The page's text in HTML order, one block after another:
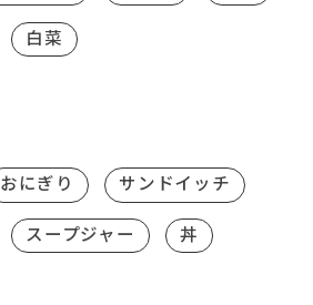
白菜
おにぎり サンドイッチ
スープジャー 丼